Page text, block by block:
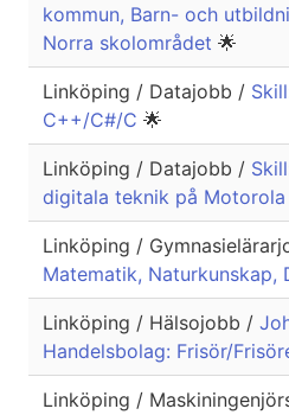
kommun, Barn- och
Norra skolområdet 🌟
Linköping / Datajobb /
C++/C#/C 🌟
Linköping / Datajobb /
digitala teknik på Motorola
Linköping /
Matematik, Naturkunskap,
Linköping / Hälsojobb /
Handelsbolag: Frisör/
Linköping /